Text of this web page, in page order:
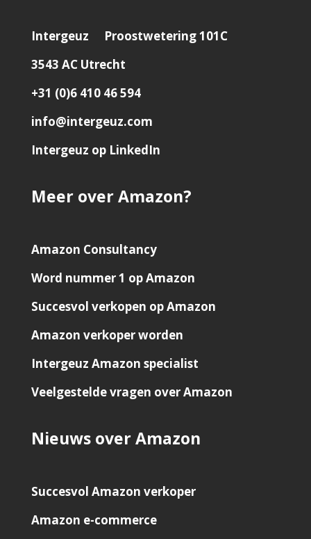
Intergeuz
Proostwetering 101C
3543 AC Utrecht
+31 (0)6 410 46 594
info@intergeuz.com
Intergeuz op LinkedIn
Meer over Amazon?
Amazon Consultancy
Word nummer 1 op Amazon
Succesvol verkopen op Amazon
Amazon verkoper worden
Intergeuz Amazon specialist
Veelgestelde vragen over Amazon
Nieuws over Amazon
Succesvol Amazon verkoper
Amazon e-commerce